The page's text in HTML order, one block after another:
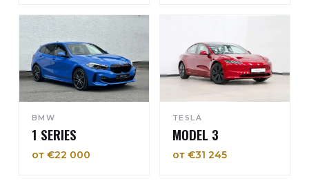
BMW
1 SERIES
от €22 000
TESLA
MODEL 3
от €31 245